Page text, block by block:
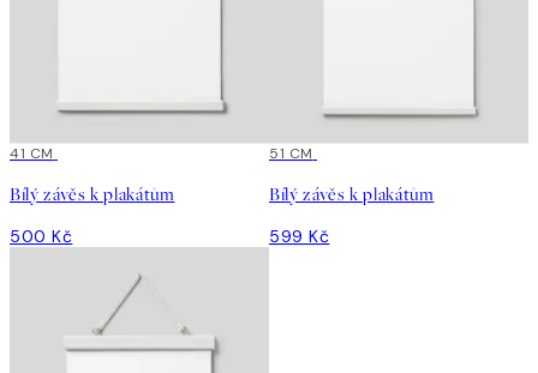
41 CM
Bílý závěs k plakátům
500 Kč
51 CM
Bílý závěs k plakátům
599 Kč